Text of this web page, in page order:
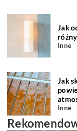
Jak
Inne
Jak
Inne